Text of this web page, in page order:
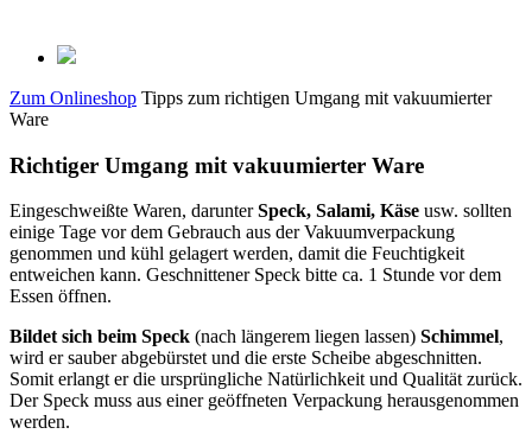
Zum Onlineshop Tipps zum richtigen Umgang mit vakuumierter
Ware
Richtiger Umgang mit vakuumierter Ware
Eingeschweißte Waren, darunterSpeck, Salami, Käse usw. sollten
einige Tage vor dem Gebrauch aus der Vakuumverpackung
genommen und kühl gelagert werden, damit die Feuchtigkeit
entweichen kann. Geschnittener Speck bitte ca. 1 Stunde vor dem
Essen öffnen.
Bildet sich beim Speck (nach längerem liegen lassen) Schimmel,
wird er sauber abgebürstet und die erste Scheibe abgeschnitten.
Somit erlangt er die ursprüngliche Natürlichkeit und Qualität zurück.
Der Speck muss aus einer geöffneten Verpackung herausgenommen
werden.